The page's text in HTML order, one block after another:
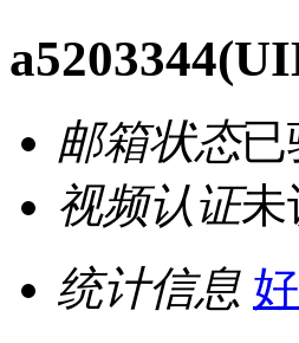
a5203344
邮箱状态已
视频认证未
统计信息